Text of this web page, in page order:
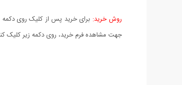
روش خرید: برای خرید پس از کلیک روی دکمه
جهت مشاهده فرم خرید، روی دکمه زیر کلیک